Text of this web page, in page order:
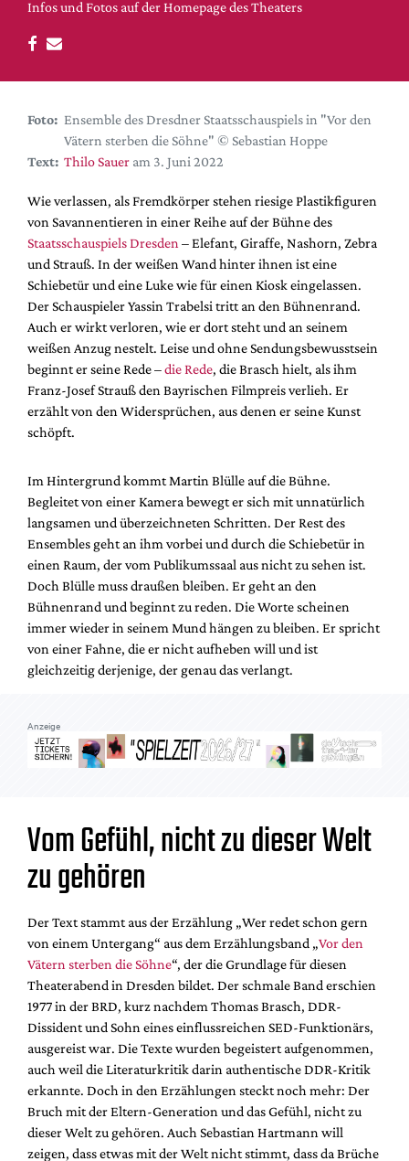
DdB-map
Kalender
Premierensuche
Hefte
Alle Hefte
Leseproben
Podcast
Service
Shop / Abo
Newsletter
Redaktion
Autor:innen
Partner
Mediadaten
Infos und Fotos auf der Homepage des Theaters
Foto: Ensemble des Dresdner Staatsschauspiels in "Vor den
Vätern sterben die Söhne" © Sebastian Hoppe
Text: Thilo Sauer am 3. Juni 2022
Wie verlassen, als Fremdkörper stehen riesige Plastikfiguren
von Savannentieren in einer Reihe auf der Bühne des
Staatsschauspiels Dresden – Elefant, Giraffe, Nashorn, Zebra
und Strauß. In der weißen Wand hinter ihnen ist eine
Schiebetür und eine Luke wie für einen Kiosk eingelassen.
Der Schauspieler Yassin Trabelsi tritt an den Bühnenrand.
Auch er wirkt verloren, wie er dort steht und an seinem
weißen Anzug nestelt. Leise und ohne Sendungsbewusstsein
beginnt er seine Rede –die Rede, die Brasch hielt, als ihm
Franz-Josef Strauß den Bayrischen Filmpreis verlieh. Er
erzählt von den Widersprüchen, aus denen er seine Kunst
schöpft.
Im Hintergrund kommt Martin Blülle auf die Bühne.
Begleitet von einer Kamera bewegt er sich mit unnatürlich
langsamen und überzeichneten Schritten. Der Rest des
Ensembles geht an ihm vorbei und durch die Schiebetür in
einen Raum, der vom Publikumssaal aus nicht zu sehen ist.
Doch Blülle muss draußen bleiben. Er geht an den
Bühnenrand und beginnt zu reden. Die Worte scheinen
immer wieder in seinem Mund hängen zu bleiben. Er spricht
von einer Fahne, die er nicht aufheben will und ist
gleichzeitig derjenige, der genau das verlangt.
Anzeige
Vom Gefühl, nicht zu dieser Welt
zu gehören
Der Text stammt aus der Erzählung „Wer redet schon gern
von einem Untergang“ aus dem Erzählungsband „Vor den
Vätern sterben die Söhne“, der die Grundlage für diesen
Theaterabend in Dresden bildet. Der schmale Band erschien
1977 in der BRD, kurz nachdem Thomas Brasch, DDR-
Dissident und Sohn eines einflussreichen SED-Funktionärs,
ausgereist war. Die Texte wurden begeistert aufgenommen,
auch weil die Literaturkritik darin authentische DDR-Kritik
erkannte. Doch in den Erzählungen steckt noch mehr: Der
Bruch mit der Eltern-Generation und das Gefühl, nicht zu
dieser Welt zu gehören. Auch Sebastian Hartmann will
zeigen, dass etwas mit der Welt nicht stimmt, dass da Brüche